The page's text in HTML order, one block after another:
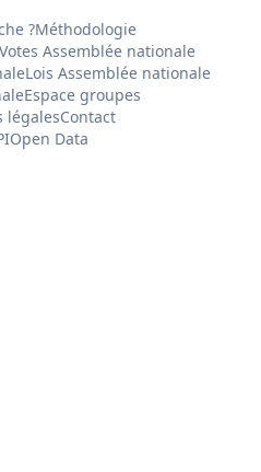
?Méthodologie
Votes Assemblée nationale
Lois Assemblée nationale
Espace groupes
légalesContact
Open Data